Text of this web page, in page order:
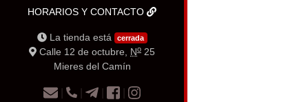
HORARIOS Y CONTACTO
La tienda está cerrada
Calle 12 de octubre, No 25
Mieres del Camín
| | |